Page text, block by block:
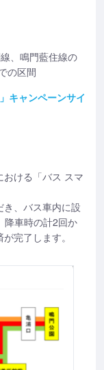
、鳴門藍住線の
の区間
キャンペーンサイ
ける「バス スマ
、バス車内に設
降車時の計2回か
完了します。